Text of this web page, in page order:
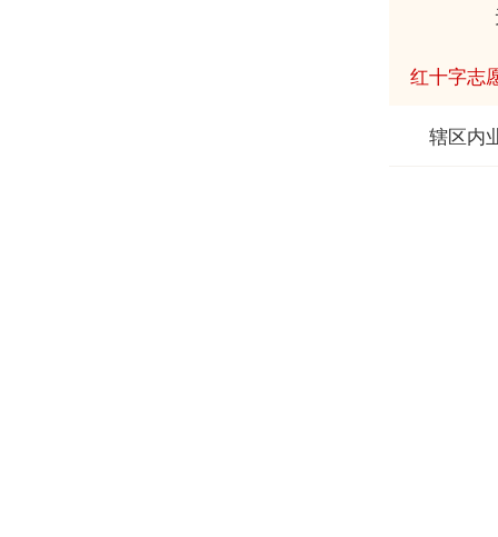
红十字志
辖区内